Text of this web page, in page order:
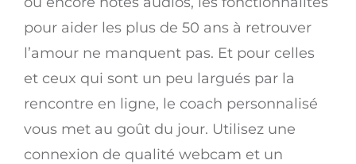
pour aider les plus de 50 ans à retrouver
l’amour ne manquent pas. Et pour celles
et ceux qui sont un peu largués par la
rencontre en ligne, le coach personnalisé
vous met au goût du jour. Utilisez une
connexion de qualité webcam et un